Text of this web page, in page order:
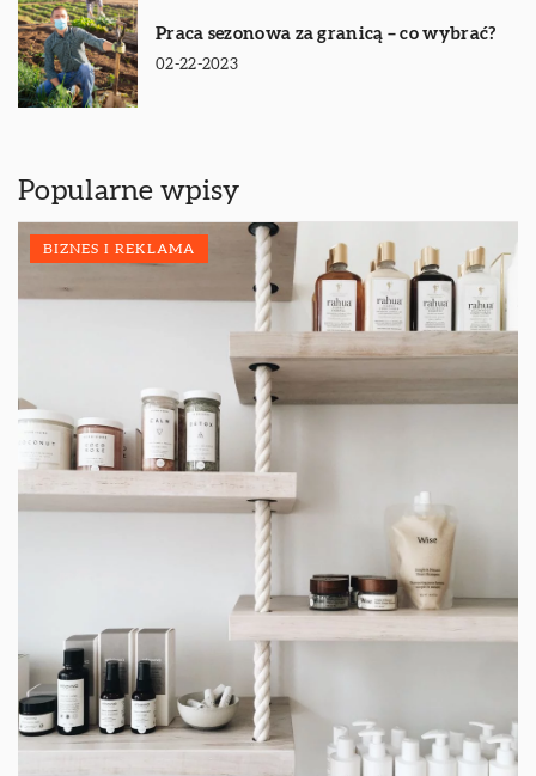
Praca sezonowa za granicą – co wybrać?
02-22-2023
Popularne wpisy
BIZNES I REKLAMA